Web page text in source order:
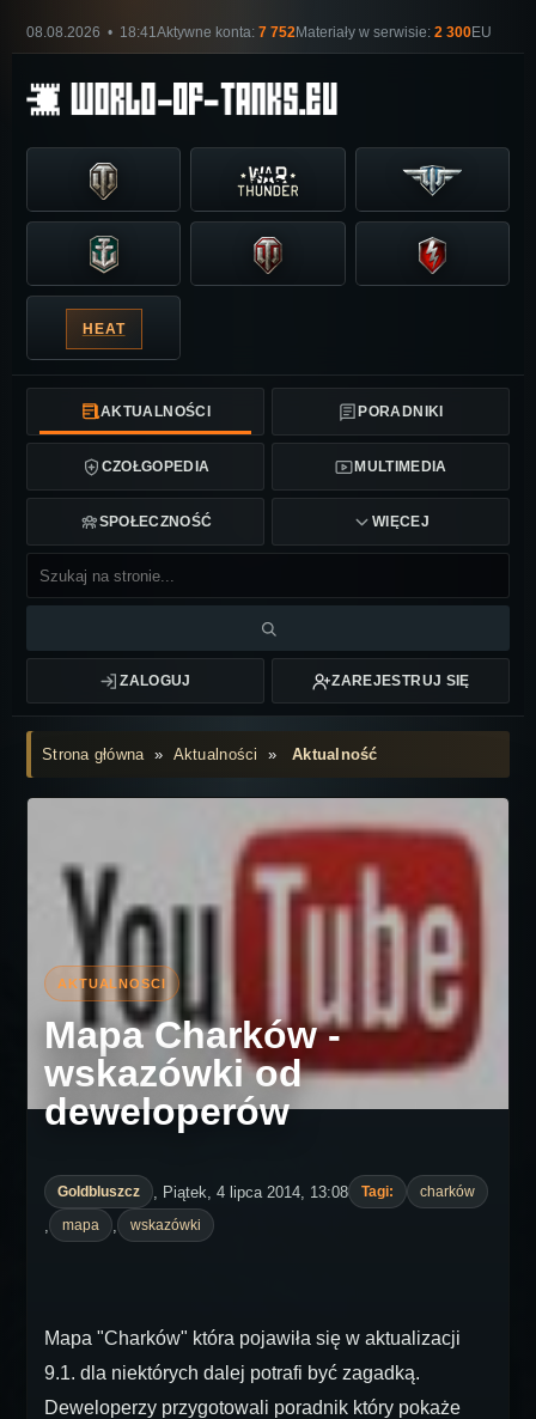
08.08.2026 • 18:41Aktywne konta: 7 752Materiały w serwisie: 2 300EU
HEAT
AKTUALNOŚCI PORADNIKI
CZOŁGOPEDIA MULTIMEDIA
SPOŁECZNOŚĆ WIĘCEJ
ZALOGUJ ZAREJESTRUJ SIĘ
Strona główna» Aktualności »Aktualność
Mapa Charków -
wskazówki od
deweloperów
Goldbluszcz , Piątek, 4 lipca 2014, 13:08 Tagi: charków
mapa wskazówki
Mapa "Charków" która pojawiła się w aktualizacji
9.1. dla niektórych dalej potrafi być zagadką.
Deweloperzy przygotowali poradnik który pokaże